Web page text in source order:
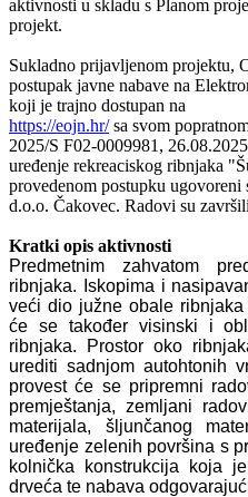
aktivnosti u skladu s Planom
projekt.
Sukladno prijavljenom projektu,
postupak javne nabave na
koji je trajno dostupan na
https://eojn.hr/sa svom
2025/S F02-0009981,
uređenje rekreaciskog ribnjaka
provedenom postupku
d.o.o. Čakovec. Radovi su
Kratki opis aktivnosti
Predmetnim zahvatom
ribnjaka. Iskopima i
veći dio južne obale
će se također visinski i
ribnjaka. Prostor oko
urediti sadnjom autohtonih
provest će se pripremni
premještanja, zemljani
materijala, šljunčanog
uređenje zelenih površina s
kolnička konstrukcija koja
drveća te nabava